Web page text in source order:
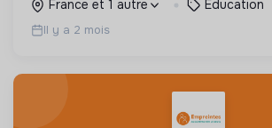
France et 1 autre Éducation
Il y a 2 mois